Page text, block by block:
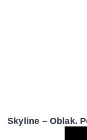
Skyline – Oblak.